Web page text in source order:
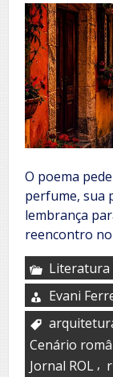
O poema
perfume, sua
lembrança
reencontro
Literatura
Evani
Cenário
Jornal ROL ,